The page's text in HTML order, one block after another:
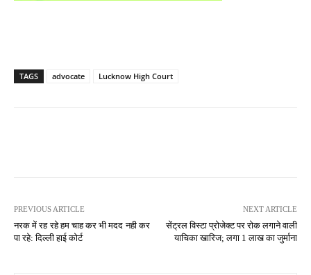
TAGS advocate Lucknow High Court
PREVIOUS ARTICLE
नरक में रह रहे हम चाह कर भी मदद नही कर
पा रहे: दिल्ली हाई कोर्ट
NEXT ARTICLE
सेंट्रल विस्टा प्रोजेक्ट पर रोक लगाने वाली
याचिका खारिज; लगा 1 लाख का जुर्माना